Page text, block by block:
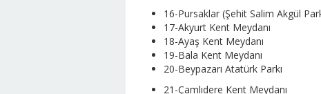
16-Pursaklar (Şehit Salim Akgül
17-Akyurt Kent Meydanı
18-Ayaş Kent Meydanı
19-Bala Kent Meydanı
20-Beypazarı Atatürk Parkı
21-Çamlıdere Kent Meydanı